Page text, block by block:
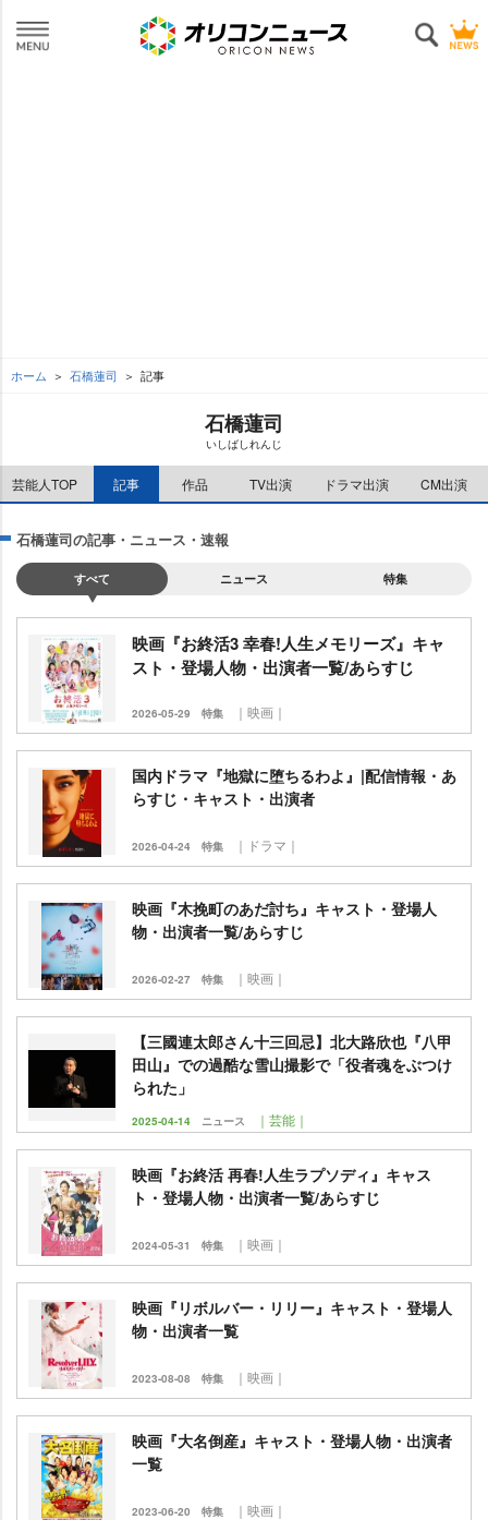
ホーム 石橋蓮司 記事
石橋蓮司
いしばしれんじ
芸能人TOP 記事 作品 TV出演 ドラマ出演 CM出演
石橋蓮司の記事・ニュース・速報
すべて ニュース 特集
映画『お終活3 幸春!人生メモリーズ』キャ
スト・登場人物・出演者一覧/あらすじ
2026-05-29 特集 ｜映画｜
国内ドラマ『地獄に堕ちるわよ』|配信情報・あ
らすじ・キャスト・出演者
2026-04-24 特集 ｜ドラマ｜
映画『木挽町のあだ討ち』キャスト・登場人
物・出演者一覧/あらすじ
2026-02-27 特集 ｜映画｜
【三國連太郎さん十三回忌】北大路欣也『八甲
田山』での過酷な雪山撮影で「役者魂をぶつけ
られた」
2025-04-14 ニュース ｜芸能｜
映画『お終活 再春!人生ラプソディ』キャス
ト・登場人物・出演者一覧/あらすじ
2024-05-31 特集 ｜映画｜
映画『リボルバー・リリー』キャスト・登場人
物・出演者一覧
2023-08-08 特集 ｜映画｜
映画『大名倒産』キャスト・登場人物・出演者
一覧
2023-06-20 特集 ｜映画｜